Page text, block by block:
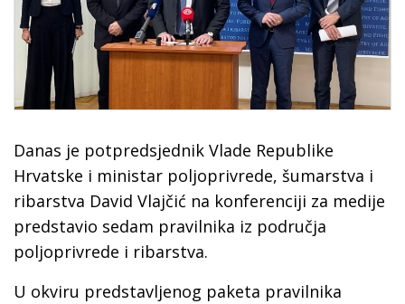
Danas je potpredsjednik Vlade Republike
Hrvatske i ministar poljoprivrede, šumarstva i
ribarstva David Vlajčić na konferenciji za medije
predstavio sedam pravilnika iz područja
poljoprivrede i ribarstva.
U okviru predstavljenog paketa pravilnika